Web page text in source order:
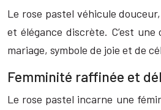
Le rose pastel véhicule
et élégance discrète. C’est
mariage, symbole de joie et de
Femminité raffinée et
Le rose pastel incarne une